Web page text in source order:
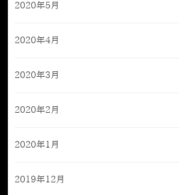
2020年5月
2020年4月
2020年3月
2020年2月
2020年1月
2019年12月